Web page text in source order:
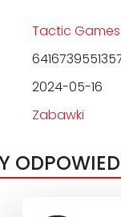
Tactic Games
2024-05-16
Zabawki